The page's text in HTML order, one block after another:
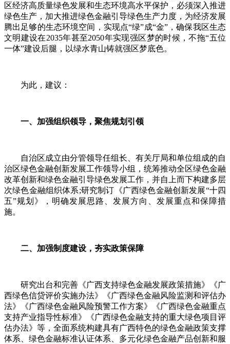
区经济高质量绿色发展和生态环境高水平保护，必须深入推进
绿色生产，加大推进绿色金融引导绿色生产力度，为经济发展
腾出足够的生态环境空间，实现点“绿”成“金”，确保我区生态
文明建设在2035年甚至2050年实现强区梦的时候，不拖“五位
一体”建设后腿，以绿水青山铸就强区梦底色。
为此，建议：
一、加强组织领导，聚焦规划引领
自治区成立由分管领导任组长、有关厅局和单位组成的自
治区绿色金融创新发展工作领导小组，统筹推动全区绿色金融
改革创新和绿色金融引导绿色发展工作，并自上而下构建多层
次绿色金融组织体系;研究制订《广西绿色金融创新发展“十四
五”规划》，明确发展思路、发展方向、发展重点和保障措
施。
二、加强制度建设，夯实政策保障
研究出台和完善《广西支持绿色金融发展政策措施》《广
西绿色信贷评价实施办法》《广西绿色金融风险监测和评估办
法》《广西绿色金融风险预警工作方案》《广西绿色金融重点
支持产业指导性标准》《广西绿色金融支持的重大绿色项目评
估办法》等，全面系统构建具有广西特色的绿色金融政策支撑
体系、绿色金融标准认证体系、多元化绿色金融产品创新和服